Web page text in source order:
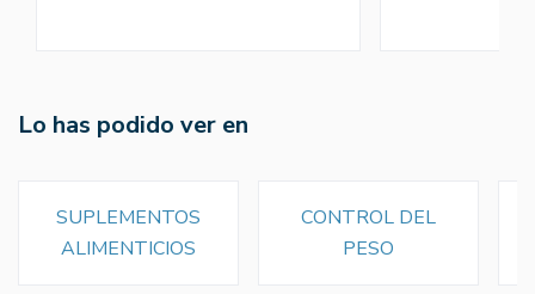
Lo has podido ver en
SUPLEMENTOS
ALIMENTICIOS
CONTROL DEL
PESO